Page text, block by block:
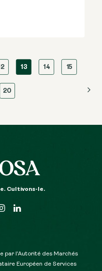
13 14 15
20
Cultivons-le.
par l’Autorité des Marchés
Européen de Services